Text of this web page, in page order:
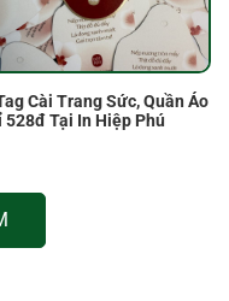
Cài Trang Sức, Quần Áo
528đ Tại In Hiệp Phú